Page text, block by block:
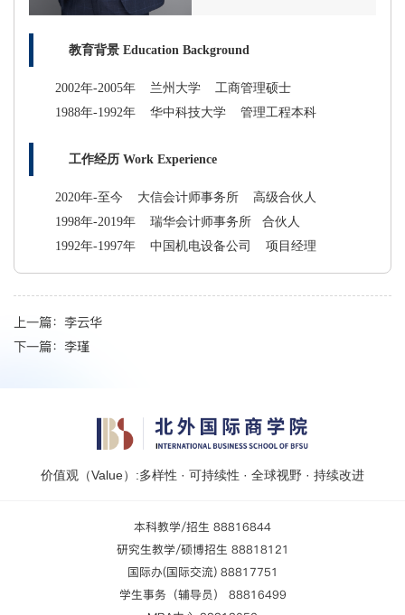
教育背景 Education Background
2002年-2005年 兰州大学 工商管理硕士
1988年-1992年 华中科技大学 管理工程本科
工作经历 Work Experience
2020年-至今 大信会计师事务所 高级合伙人
1998年-2019年 瑞华会计师事务所 合伙人
1992年-1997年 中国机电设备公司 项目经理
上一篇： 李云华
下一篇： 李瑾
价值观（Value）:多样性 · 可持续性 · 全球视野 · 持续改进
本科教学/招生 88816844
研究生教学/硕博招生 88818121
国际办(国际交流) 88817751
学生事务（辅导员） 88816499